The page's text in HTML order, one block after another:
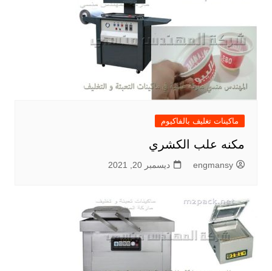
ماكينات تغليف بالفاكيوم
مكنه علب الكشري
engmansy ديسمبر 20, 2021